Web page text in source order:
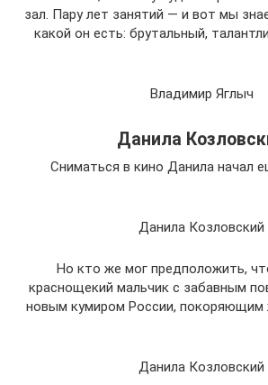
зал. Пару лет занятий — и вот мы
какой он есть: брутальный,
Владимир Яглыч
Данила
Сниматься в кино Данила начал
Данила Козловский
Но кто же мог предположить,
краснощекий мальчик с забавным
новым кумиром России, покоряющим
Данила Козловский